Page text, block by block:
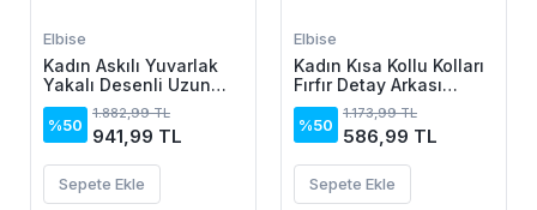
Elbise
Kadın Askılı Yuvarlak
Yakalı Desenli Uzun
Süprem Elbise
%50
1.882,99 TL
941,99 TL
Sepete Ekle
Elbise
Kadın Kısa Kollu Kolları
Fırfır Detay Arkası
Bağlamalı Leopar
Desen Kolsuz Mini
Mikro Elbise
%50
1.173,99 TL
586,99 TL
Sepete Ekle